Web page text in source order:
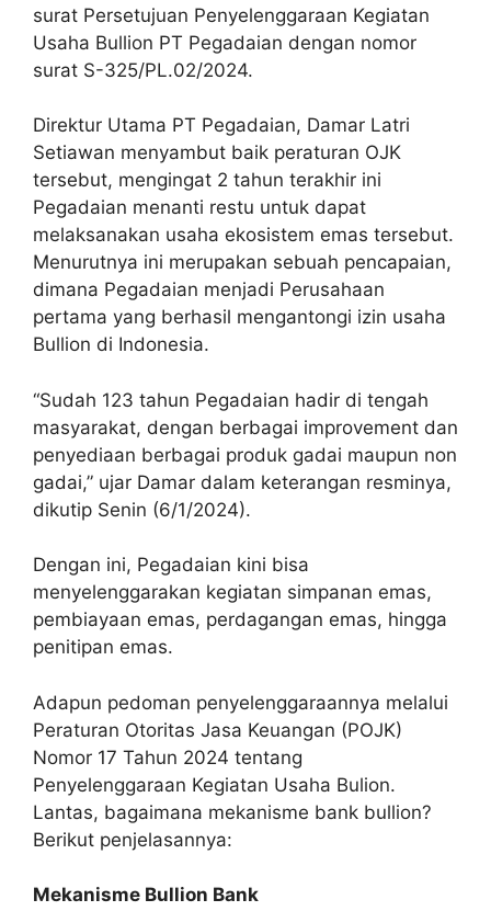
surat Persetujuan Penyelenggaraan Kegiatan
Usaha Bullion PT Pegadaian dengan nomor
surat S-325/PL.02/2024.
Direktur Utama PT Pegadaian, Damar Latri
Setiawan menyambut baik peraturan OJK
tersebut, mengingat 2 tahun terakhir ini
Pegadaian menanti restu untuk dapat
melaksanakan usaha ekosistem emas tersebut.
Menurutnya ini merupakan sebuah pencapaian,
dimana Pegadaian menjadi Perusahaan
pertama yang berhasil mengantongi izin usaha
Bullion di Indonesia.
“Sudah 123 tahun Pegadaian hadir di tengah
masyarakat, dengan berbagai improvement dan
penyediaan berbagai produk gadai maupun non
gadai,” ujar Damar dalam keterangan resminya,
dikutip Senin (6/1/2024).
Dengan ini, Pegadaian kini bisa
menyelenggarakan kegiatan simpanan emas,
pembiayaan emas, perdagangan emas, hingga
penitipan emas.
Adapun pedoman penyelenggaraannya melalui
Peraturan Otoritas Jasa Keuangan (POJK)
Nomor 17 Tahun 2024 tentang
Penyelenggaraan Kegiatan Usaha Bulion.
Lantas, bagaimana mekanisme bank bullion?
Berikut penjelasannya:
Mekanisme Bullion Bank